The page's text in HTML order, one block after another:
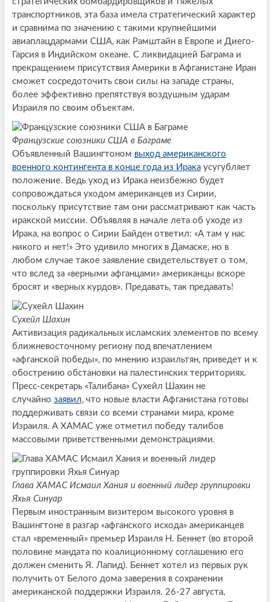
транспортников, эта база имела стратегический характер
и сравнима по значению с такими крупнейшими
авиаплацдармами США, как Рамштайн в Европе и Диего-
Гарсия в Индийском океане. С ликвидацией Баграма и
прекращением присутствия Америки в Афганистане Иран
сможет сосредоточить свои силы на западе страны,
более эффективно препятствуя воздушным ударам
Израиля по своим объектам.
Французские союзники США в Баграме
Объявленный Вашингтоном выход американского
военного контингента в конце года из Иракаусугубляет
положение. Ведь уход из Ирака неизбежно будет
сопровождаться уходом американцев из Сирии,
поскольку присутствие там они рассматривают как часть
иракской миссии. Объявляя в начале лета об уходе из
Ирака, на вопрос о Сирии Байден ответил: «А там у нас
никого и нет!» Это удивило многих в Дамаске, но в
любом случае такое заявление свидетельствует о том,
что вслед за «верными афганцами» американцы вскоре
бросят и «верных курдов». Предавать, так предавать!
Сухейл Шахин
Активизация радикальных исламских элементов по всему
ближневосточному региону под впечатлением
«афганской победы», по мнению израильтян, приведет и к
обострению обстановки на палестинских территориях.
Пресс-секретарь «Талибана» Сухейл Шахин не
случайно заявил, что новые власти Афганистана готовы
поддерживать связи со всеми странами мира, кроме
Израиля. А ХАМАС уже отметил победу талибов
массовыми приветственными демонстрациями.
Глава ХАМАС Исмаил Хания и военный лидер группировки
Яхья Синуар
Первым иностранным визитером высокого уровня в
Вашингтоне в разгар «афганского исхода» американцев
стал «временный» премьер Израиля Н. Беннет (во второй
половине мандата по коалиционному соглашению его
должен сменить Я. Лапид). Беннет хотел из первых рук
получить от Белого дома заверения в сохранении
американской поддержки Израиля. 26-27 августа,